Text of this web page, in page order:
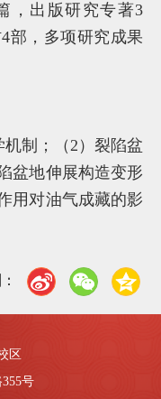
，出版研究专著3
部，多项研究成果
机制；（2）裂陷盆
盆地伸展构造变形
用对油气成藏的影
区
号